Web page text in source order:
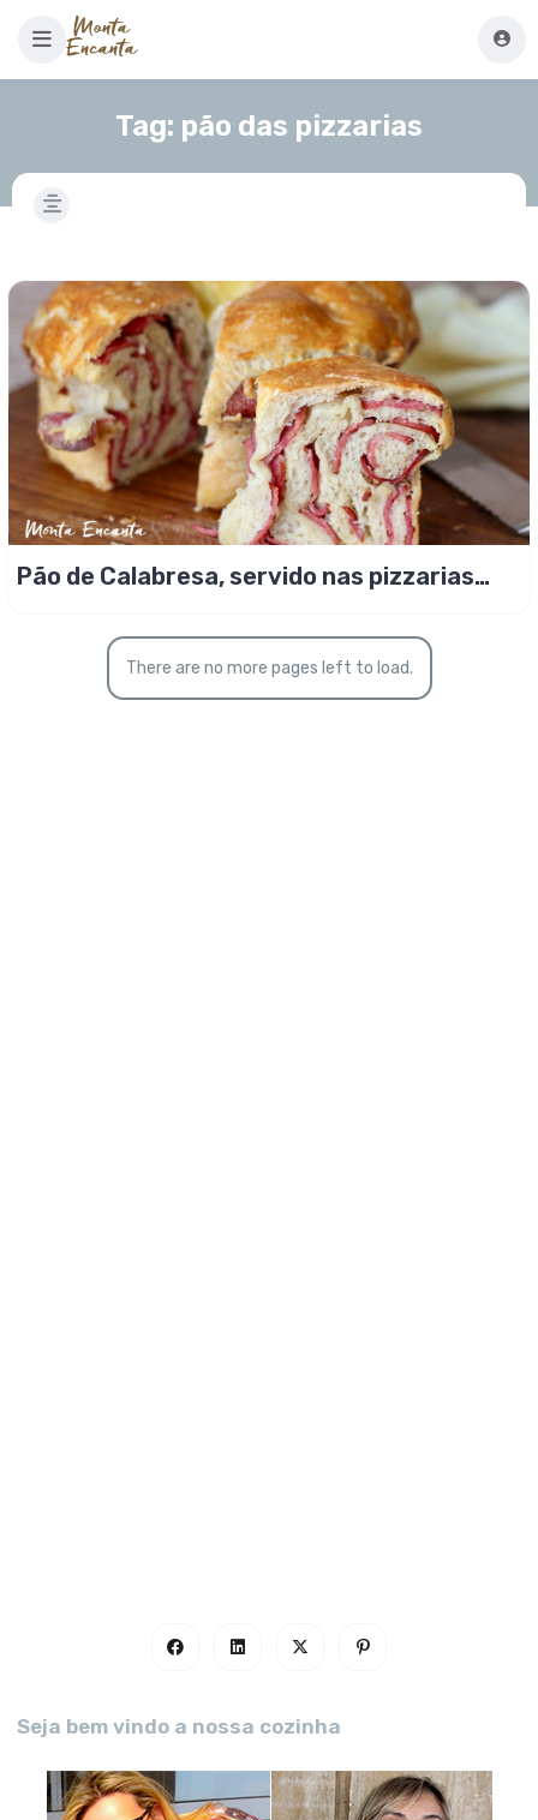
Tag: pão das pizzarias
Pão de Calabresa, servido nas pizzarias
There are no more pages left to load.
Seja bem vindo a nossa cozinha